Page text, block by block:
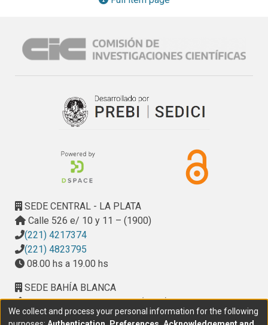
SEDE CENTRAL - LA PLATA
Calle 526 e/ 10 y 11 – (1900)
(221) 4217374
(221) 4823795
08.00 hs a 19.00 hs
SEDE BAHÍA BLANCA
Calle Ciudad de Cali 320 – (8000). Universidad
Provincial del Sudoeste (UPSO)
We collect and process your personal information for the following